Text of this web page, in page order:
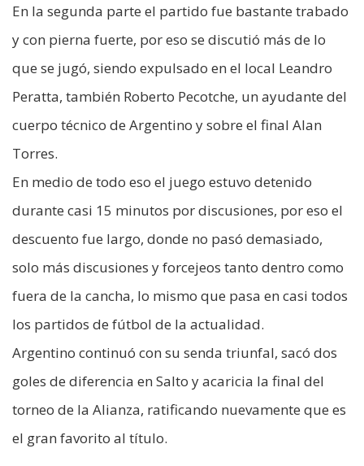
En la segunda parte el partido fue bastante trabado
y con pierna fuerte, por eso se discutió más de lo
que se jugó, siendo expulsado en el local Leandro
Peratta, también Roberto Pecotche, un ayudante del
cuerpo técnico de Argentino y sobre el final Alan
Torres.
En medio de todo eso el juego estuvo detenido
durante casi 15 minutos por discusiones, por eso el
descuento fue largo, donde no pasó demasiado,
solo más discusiones y forcejeos tanto dentro como
fuera de la cancha, lo mismo que pasa en casi todos
los partidos de fútbol de la actualidad.
Argentino continuó con su senda triunfal, sacó dos
goles de diferencia en Salto y acaricia la final del
torneo de la Alianza, ratificando nuevamente que es
el gran favorito al título.